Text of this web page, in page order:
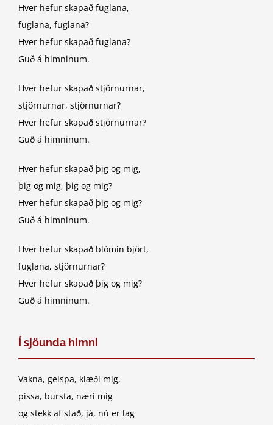
Hver hefur skapað fuglana,
fuglana, fuglana?
Hver hefur skapað fuglana?
Guð á himninum.
Hver hefur skapað stjörnurnar,
stjörnurnar, stjörnurnar?
Hver hefur skapað stjörnurnar?
Guð á himninum.
Hver hefur skapað þig og mig,
þig og mig, þig og mig?
Hver hefur skapað þig og mig?
Guð á himninum.
Hver hefur skapað blómin björt,
fuglana, stjörnurnar?
Hver hefur skapað þig og mig?
Guð á himninum.
Í sjöunda himni
Vakna, geispa, klæði mig,
pissa, bursta, næri mig
og stekk af stað, já, nú er lag